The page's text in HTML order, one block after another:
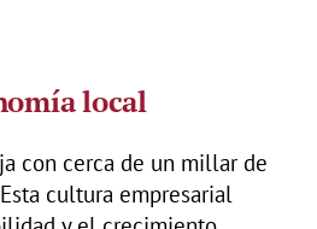
local
con cerca de un millar de
cultura empresarial